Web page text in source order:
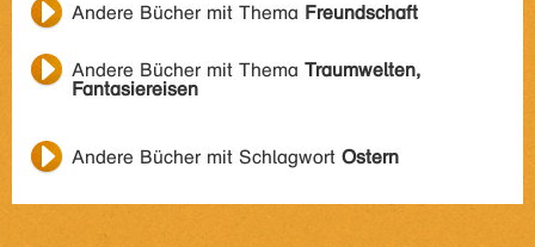
Andere Bücher mit Thema Freundschaft
Andere Bücher mit Thema Traumwelten,
Fantasiereisen
Andere Bücher mit Schlagwort Ostern